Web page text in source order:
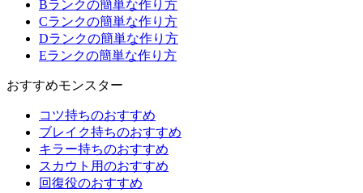
Bランクの簡単な作り方
Cランクの簡単な作り方
Dランクの簡単な作り方
Eランクの簡単な作り方
おすすめモンスター
コツ持ちのおすすめ
ブレイク持ちのおすすめ
キラー持ちのおすすめ
スカウト用のおすすめ
回復役のおすすめ